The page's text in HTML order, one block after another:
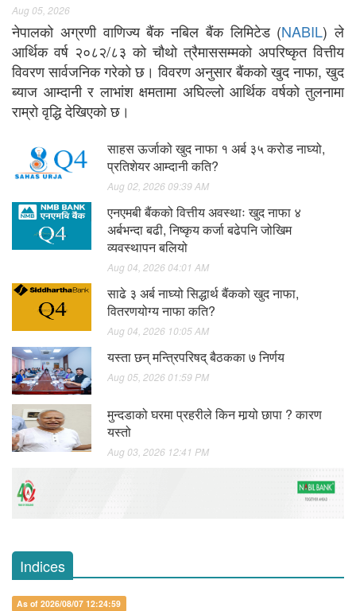
Aug 05, 2026
नेपालको अग्रणी वाणिज्य बैंक नबिल बैंक लिमिटेड (NABIL) ले
आर्थिक वर्ष २०८२/८३ को चौथो त्रैमाससम्मको अपरिष्कृत वित्तीय
विवरण सार्वजनिक गरेको छ। विवरण अनुसार बैंकको खुद नाफा, खुद
ब्याज आम्दानी र लाभांश क्षमतामा अघिल्लो आर्थिक वर्षको तुलनामा
राम्रो वृद्धि देखिएको छ।
साहस ऊर्जाको खुद नाफा १ अर्ब ३५ करोड नाघ्यो,
प्रतिशेयर आम्दानी कति?
Aug 02, 2026 09:39 AM
एनएमबी बैंकको वित्तीय अवस्थाः खुद नाफा ४
अर्बभन्दा बढी, निष्कृय कर्जा बढेपनि जोखिम
व्यवस्थापन बलियो
Aug 04, 2026 04:01 AM
साढे ३ अर्ब नाघ्यो सिद्धार्थ बैंकको खुद नाफा,
वितरणयोग्य नाफा कति?
Aug 04, 2026 10:05 AM
यस्ता छन् मन्त्रिपरिषद् बैठकका ७ निर्णय
Aug 05, 2026 01:59 PM
मुन्दडाको घरमा प्रहरीले किन मार्‍यो छापा ? कारण
यस्तो
Aug 03, 2026 12:41 PM
Indices
As of 2026/08/07 12:24:59